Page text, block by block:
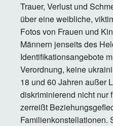
Trauer, Verlust und
über eine weibliche,
Fotos von Frauen und
Männern jenseits des
Identifikationsangebote
Verordnung, keine
18 und 60 Jahren außer
diskriminierend nicht nur
zerreißt
Familienkonstellationen.